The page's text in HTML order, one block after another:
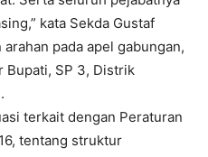
kata Sekda Gustaf
pada apel gabungan,
Bupati, SP 3, Distrik
terkait dengan Peraturan
tentang struktur